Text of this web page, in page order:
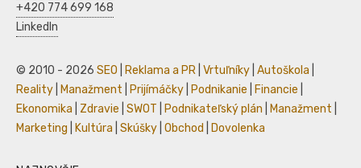
+420 774 699 168
LinkedIn
© 2010 - 2026 SEO Reklama a PR Vrtuľníky Autoškola
Reality
Manažment Prijímáčky Podnikanie Financie
Ekonomika
Zdravie SWOT Podnikateľský plán Manažment
Marketing
Kultúra Skúšky Obchod Dovolenka